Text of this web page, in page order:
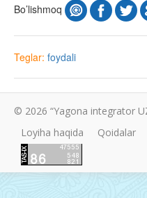
Bo’lishmoq
Teglar: foydali
© 2026 “Yagona integrator
Loyiha haqida
Qoidalar